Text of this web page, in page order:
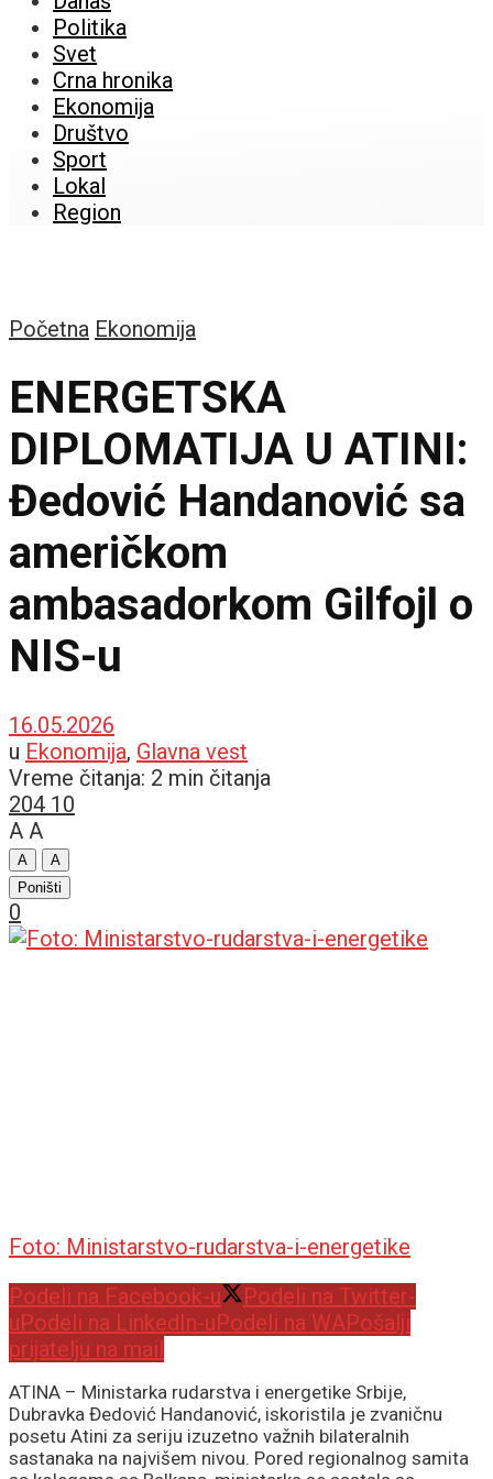
Politika
Svet
Crna hronika
Ekonomija
Društvo
Sport
Lokal
Region
Početna Ekonomija
ENERGETSKA
DIPLOMATIJA U ATINI:
Đedović Handanović sa
američkom
ambasadorkom Gilfojl o
NIS-u
16.05.2026
u Ekonomija, Glavna vest
Vreme čitanja: 2 min čitanja
204 10
A A
A
A
Poništi
0
Foto: Ministarstvo-rudarstva-i-energetike
Podeli na Facebook-u
Podeli na Twitter-
uPodeli na LinkedIn-uPodeli na WAPošalji
prijatelju na mail
ATINA – Ministarka rudarstva i energetike Srbije,
Dubravka Đedović Handanović, iskoristila je zvaničnu
posetu Atini za seriju izuzetno važnih bilateralnih
sastanaka na najvišem nivou. Pored regionalnog samita